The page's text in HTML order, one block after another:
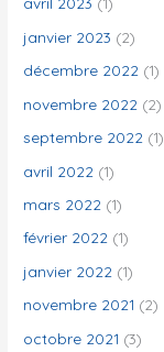
janvier 2023 (2)
décembre 2022 (1)
novembre 2022 (2)
septembre 2022 (1)
avril 2022 (1)
mars 2022 (1)
février 2022 (1)
janvier 2022 (1)
novembre 2021 (2)
octobre 2021 (3)